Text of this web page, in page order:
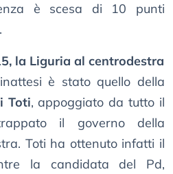
è scesa di 10 punti
la Liguria al centrodestra
è stato quello della
Toti, appoggiato da tutto il
il governo della
Toti ha ottenuto infatti il
la candidata del Pd,